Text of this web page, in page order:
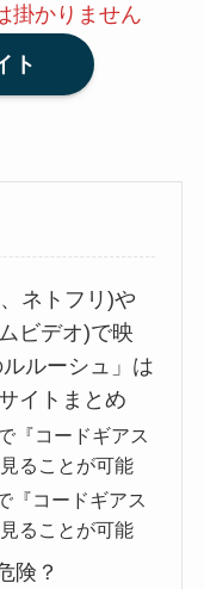
掛かりません
ト
ネトフリ)や
ビデオ)で映
ルーシュ」は
イトまとめ
『コードギアス
ることが可能
『コードギアス
ることが可能
険？